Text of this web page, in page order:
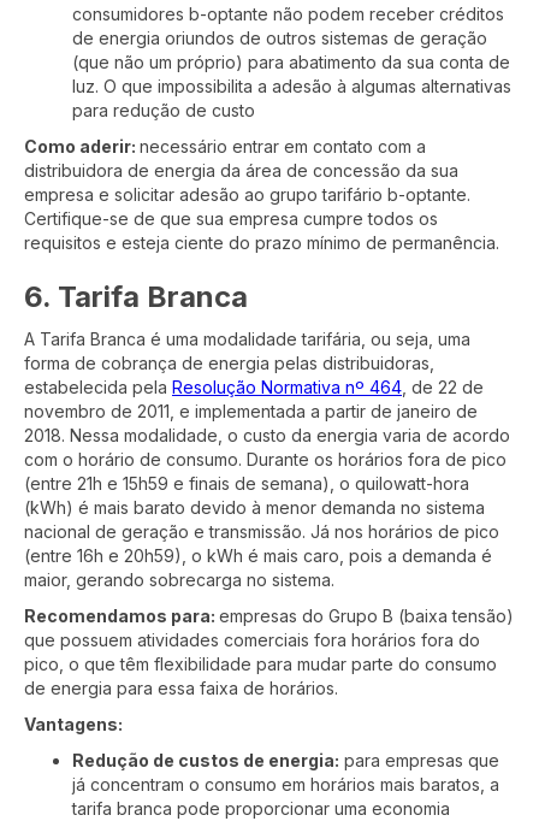
consumidores b-optante não podem receber créditos
de energia oriundos de outros sistemas de geração
(que não um próprio) para abatimento da sua conta de
luz. O que impossibilita a adesão à algumas alternativas
para redução de custo
Como aderir: necessário entrar em contato com a
distribuidora de energia da área de concessão da sua
empresa e solicitar adesão ao grupo tarifário b-optante.
Certifique-se de que sua empresa cumpre todos os
requisitos e esteja ciente do prazo mínimo de permanência.
6. Tarifa Branca
A Tarifa Branca é uma modalidade tarifária, ou seja, uma
forma de cobrança de energia pelas distribuidoras,
estabelecida pela Resolução Normativa nº 464 , de 22 de
novembro de 2011, e implementada a partir de janeiro de
2018. Nessa modalidade, o custo da energia varia de acordo
com o horário de consumo. Durante os horários fora de pico
(entre 21h e 15h59 e finais de semana), o quilowatt-hora
(kWh) é mais barato devido à menor demanda no sistema
nacional de geração e transmissão. Já nos horários de pico
(entre 16h e 20h59), o kWh é mais caro, pois a demanda é
maior, gerando sobrecarga no sistema.
Recomendamos para: empresas do Grupo B (baixa tensão)
que possuem atividades comerciais fora horários fora do
pico, o que têm flexibilidade para mudar parte do consumo
de energia para essa faixa de horários.
Vantagens:
Redução de custos de energia: para empresas que
já concentram o consumo em horários mais baratos, a
tarifa branca pode proporcionar uma economia